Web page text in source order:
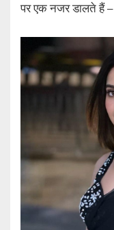
पर एक नजर डालते हैं –